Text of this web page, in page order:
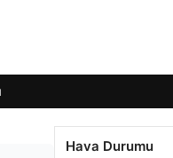
Hava Durumu